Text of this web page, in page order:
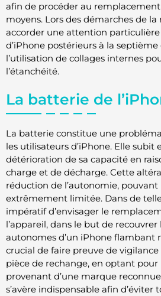
afin de procéder au
moyens. Lors des démarches de
accorder une attention
d’iPhone postérieurs à la
l’utilisation de collages internes
l’étanchéité.
La batterie de
La batterie constitue une
les utilisateurs d’iPhone. Elle subit
détérioration de sa capacité en
charge et de décharge. Cette
réduction de l’autonomie,
extrêmement limitée. Dans de
impératif d’envisager le
l’appareil, dans le but de
autonomes d’un iPhone flambant
crucial de faire preuve de vigilance
pièce de rechange, en optant
provenant d’une marque
s’avère indispensable afin d’éviter